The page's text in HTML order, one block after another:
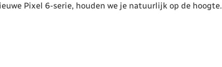
Pixel 6-serie, houden we je natuurlijk op de hoogte.